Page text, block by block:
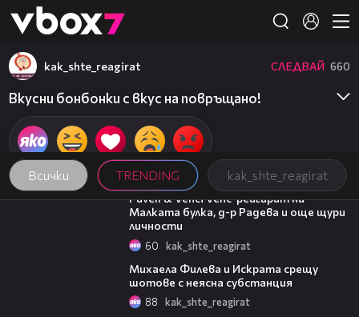
👾
Всички TRENDING kak_shte_reagirat
kak_shte_reagirat СЛЕДВАЙ 660
Вкусни бонбонки с вкус на повръщано!
03:07
Pavell & Venci Venc' реагират на
Малката булка, д-р Радева и още щури
личности
60 kak_shte_reagirat
Михаела Филева и Искрата срещу
шотове с неясна субстанция
88 kak_shte_reagirat